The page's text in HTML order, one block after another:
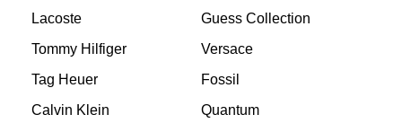
Lacoste
Guess Collection
Tommy Hilfiger
Versace
Tag Heuer
Fossil
Calvin Klein
Quantum